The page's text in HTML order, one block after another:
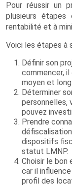
Pour réussir un
plusieurs
rentabilité et à
Voici les étapes à
Définir son
commencer,
moyen et
Déterminer
personnelles,
pouvez
Prendre
dispositifs
statut LMNP.
Choisir le bon
car il
profil des